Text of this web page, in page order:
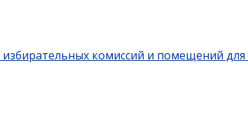
комиссий и помещений для